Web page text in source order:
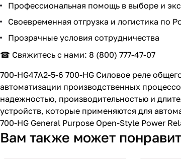
Профессиональная помощь в выборе и
Своевременная отгрузка и логистика по
Прозрачные условия сотрудничества
☎ Свяжитесь с нами: 8 (800) 777-47-07
700-HG47A2-5-6 700-HG Силовое реле
автоматизации производственных
надежностью, производительностью и
устройств, которые применяются для
700-HG General Purpose Open-Style Power
Вам также может